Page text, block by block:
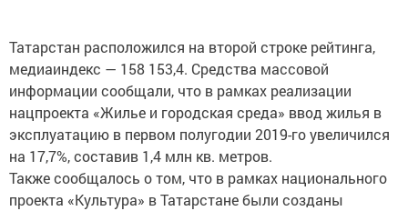
Татарстан расположился на второй строке рейтинга,
медиаиндекс — 158 153,4. Средства массовой
информации сообщали, что в рамках реализации
нацпроекта «Жилье и городская среда» ввод жилья в
эксплуатацию в первом полугодии 2019-го увеличился
на 17,7%, составив 1,4 млн кв. метров.
Также сообщалось о том, что в рамках национального
проекта «Культура» в Татарстане были созданы